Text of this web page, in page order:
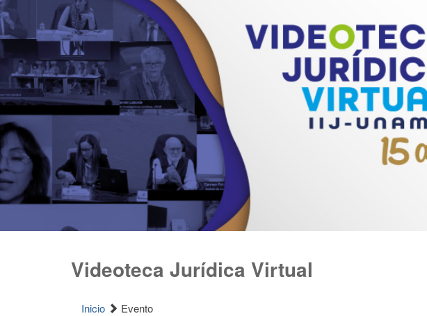
Videoteca Jurídica Virtual
Inicio Evento